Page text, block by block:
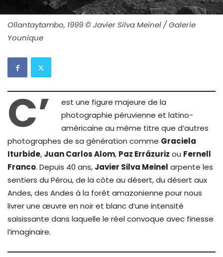
Ollantaytambo, 1999 © Javier Silva Meinel / Galerie
Younique
C’
est une figure majeure de la
photographie péruvienne et latino-
américaine au même titre que d’autres
photographes de sa génération comme Graciela
Iturbide, Juan Carlos Alom, Paz Errázuriz ou Fernell
Franco. Depuis 40 ans, Javier Silva Meinel arpente les
sentiers du Pérou, de la côte au désert, du désert aux
Andes, des Andes à la forêt amazonienne pour nous
livrer une œuvre en noir et blanc d’une intensité
saisissante dans laquelle le réel convoque avec finesse
l’imaginaire.